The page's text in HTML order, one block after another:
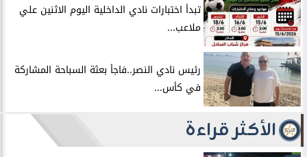
تبدأ اختبارات نادي الداخلية اليوم الاثنين علي
ملاعب...
رئيس نادي النصر..فاجأ بعثة السباحة المشاركة
في كأس...
الأكثر قراءة